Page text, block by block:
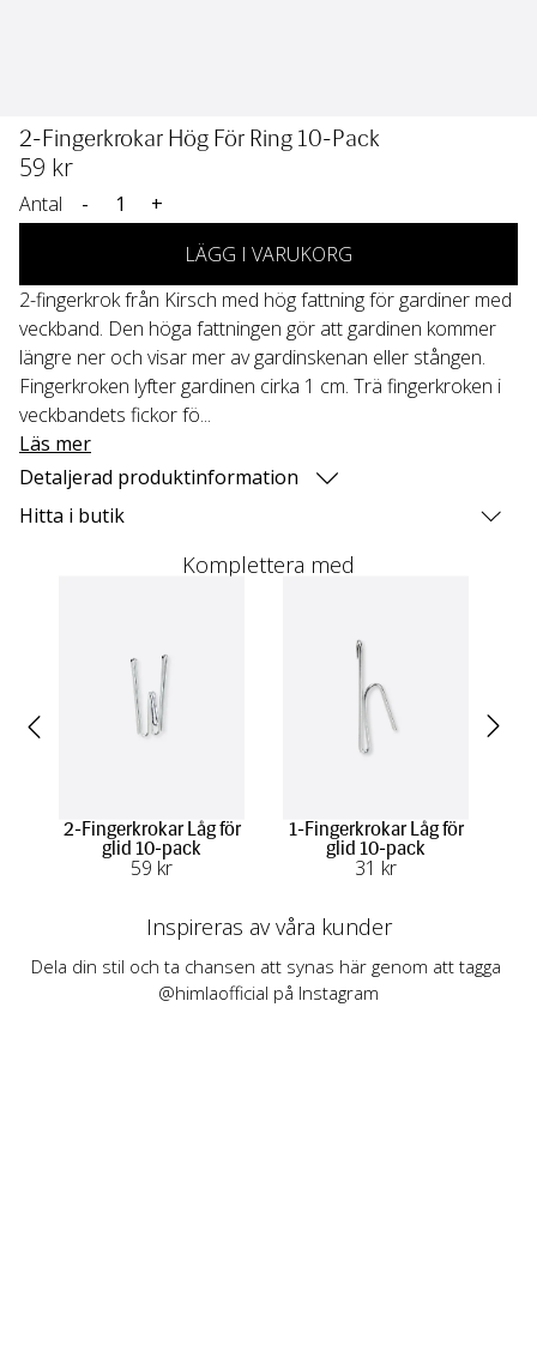
2-Fingerkrokar Hög För Ring 10-Pack
59 kr
Antal -
+
LÄGG I VARUKORG
2-fingerkrok från Kirsch med hög fattning för gardiner med
veckband. Den höga fattningen gör att gardinen kommer
längre ner och visar mer av gardinskenan eller stången.
Fingerkroken lyfter gardinen cirka 1 cm. Trä fingerkroken i
veckbandets fickor fö...
Läs mer
Detaljerad produktinformation
Hitta i butik
Komplettera med
2-Fingerkrokar Låg för
glid 10-pack
59 kr
1-Fingerkrokar Låg för
glid 10-pack
31 kr
Inspireras av våra kunder
Dela din stil och ta chansen att synas här genom att tagga
@himlaofficial på Instagram